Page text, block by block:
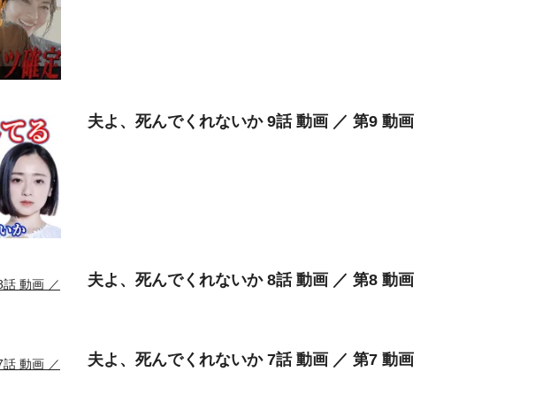
夫よ、死んでくれないか 9話 動画 ／ 第9 動画
夫よ、死んでくれないか 8話 動画 ／ 第8 動画
夫よ、死んでくれないか 7話 動画 ／ 第7 動画